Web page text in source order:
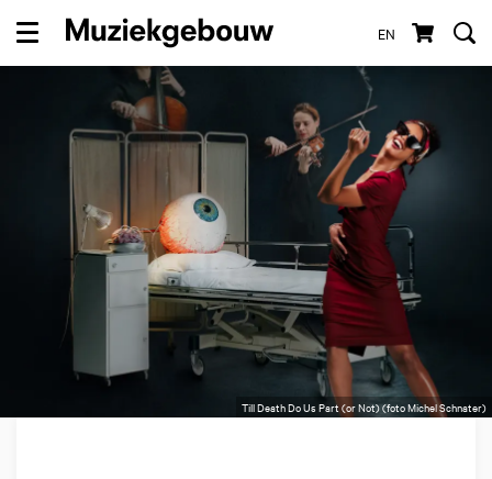
EN
Menu
Till Death Do Us Part (or Not) (foto Michel Schnater)